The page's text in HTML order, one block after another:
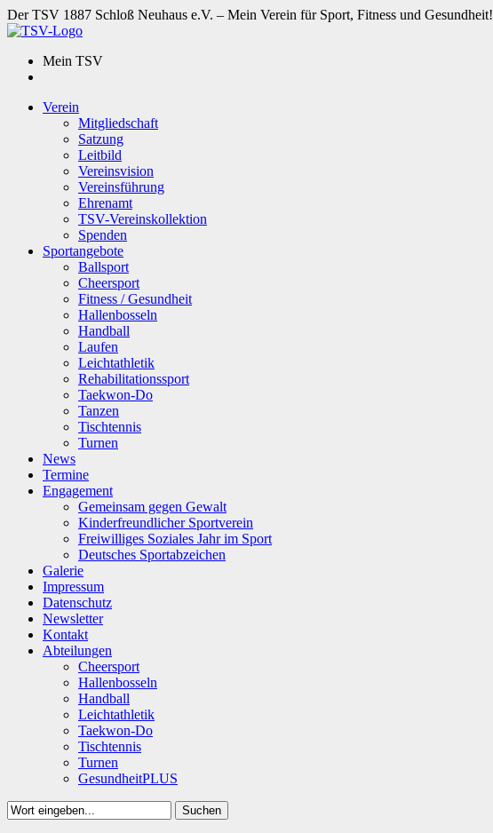
Der TSV 1887 Schloß Neuhaus e.V. – Mein Verein für Sport, Fitness und Gesundheit!
Mein TSV
Verein
Mitgliedschaft
Satzung
Leitbild
Vereinsvision
Vereinsführung
Ehrenamt
TSV-Vereinskollektion
Spenden
Sportangebote
Ballsport
Cheersport
Fitness / Gesundheit
Hallenbosseln
Handball
Laufen
Leichtathletik
Rehabilitationssport
Taekwon-Do
Tanzen
Tischtennis
Turnen
News
Termine
Engagement
Gemeinsam gegen Gewalt
Kinderfreundlicher Sportverein
Freiwilliges Soziales Jahr im Sport
Deutsches Sportabzeichen
Galerie
Impressum
Datenschutz
Newsletter
Kontakt
Abteilungen
Cheersport
Hallenbosseln
Handball
Leichtathletik
Taekwon-Do
Tischtennis
Turnen
GesundheitPLUS
Suchen